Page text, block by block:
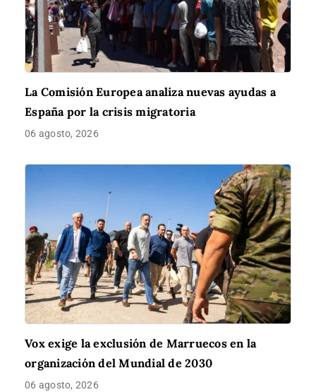
La Comisión Europea analiza nuevas ayudas a
España por la crisis migratoria
06 agosto, 2026
Vox exige la exclusión de Marruecos en la
organización del Mundial de 2030
06 agosto, 2026